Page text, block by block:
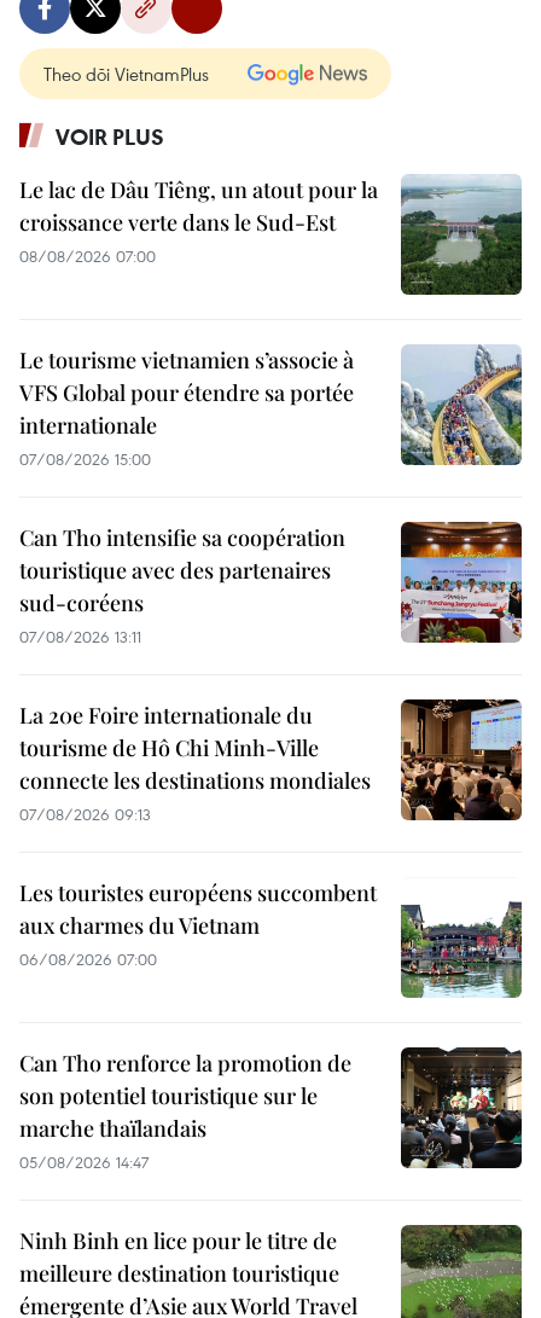
Theo dõi VietnamPlus
VOIR PLUS
Le lac de Dâu Tiêng, un atout pour la
croissance verte dans le Sud-Est
08/08/2026 07:00
Le tourisme vietnamien s’associe à
VFS Global pour étendre sa portée
internationale
07/08/2026 15:00
Can Tho intensifie sa coopération
touristique avec des partenaires
sud-coréens
07/08/2026 13:11
La 20e Foire internationale du
tourisme de Hô Chi Minh-Ville
connecte les destinations mondiales
07/08/2026 09:13
Les touristes européens succombent
aux charmes du Vietnam
06/08/2026 07:00
Can Tho renforce la promotion de
son potentiel touristique sur le
marche thaïlandais
05/08/2026 14:47
Ninh Binh en lice pour le titre de
meilleure destination touristique
émergente d’Asie aux World Travel